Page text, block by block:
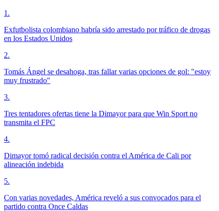
1 .
Exfutbolista colombiano habría sido arrestado por tráfico de drogas
en los Estados Unidos
2.
Tomás Ángel se desahoga, tras fallar varias opciones de gol: "estoy
muy frustrado"
3.
Tres tentadores ofertas tiene la Dimayor para que Win Sport no
transmita el FPC
4.
Dimayor tomó radical decisión contra el América de Cali por
alineación indebida
5.
Con varias novedades, América reveló a sus convocados para el
partido contra Once Caldas